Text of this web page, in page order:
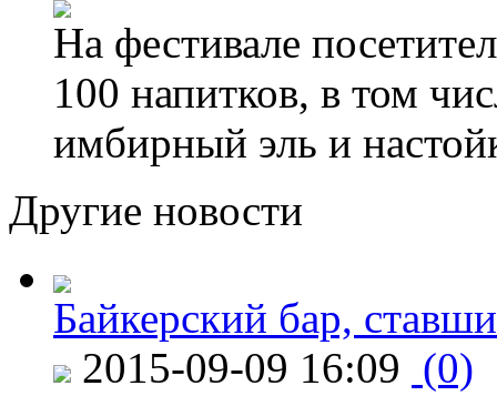
На фестивале
100 напитков, в том
имбирный эль и
Другие новости
Байкерский бар,
2015-09-09 16:09 (0)